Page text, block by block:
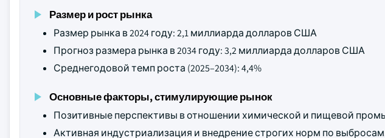
Размер и рост рынка
Размер рынка в 2024 году: 2,1 миллиарда долларов США
Прогноз размера рынка в 2034 году: 3,2 миллиарда долларов США
Среднегодовой темп роста (2025–2034): 4,4%
Основные факторы, стимулирующие рынок
Позитивные перспективы в отношении химической и пищевой
Активная индустриализация и внедрение строгих норм по